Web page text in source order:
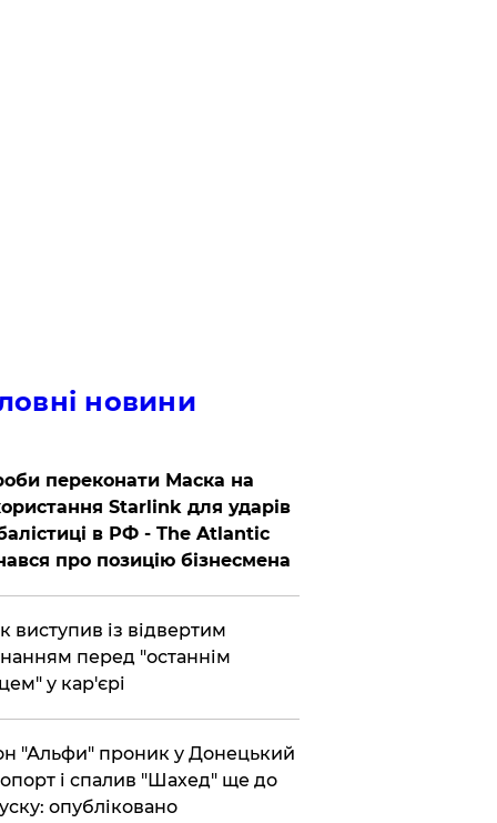
новини
переконати Маска на
Starlink для ударів
в РФ - The Atlantic
про позицію бізнесмена
виступив із відвертим
перед "останнім
у кар'єрі
"Альфи" проник у Донецький
і спалив "Шахед" ще до
опубліковано